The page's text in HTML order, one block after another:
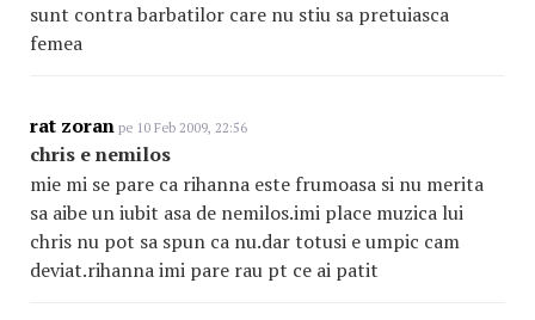
sunt contra barbatilor care nu stiu sa pretuiasca
femea
rat zoran pe 10 Feb 2009, 22:56
chris e nemilos
mie mi se pare ca rihanna este frumoasa si nu merita
sa aibe un iubit asa de nemilos.imi place muzica lui
chris nu pot sa spun ca nu.dar totusi e umpic cam
deviat.rihanna imi pare rau pt ce ai patit